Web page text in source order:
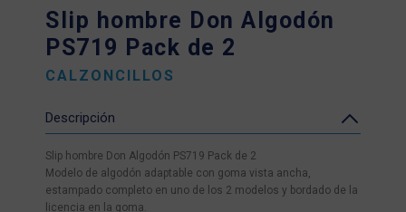
Slip hombre Don Algodón
PS719 Pack de 2
CALZONCILLOS
Descripción
Slip hombre Don Algodón PS719 Pack de 2
Modelo de algodón adaptable con goma vista ancha,
estampado completo en uno de los 2 modelos y bordado de la
licencia en la goma.